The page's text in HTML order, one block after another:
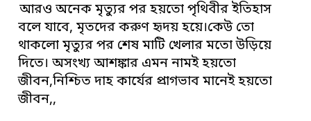
আরও অনেক মৃত্যুর পর হয়তো পৃথিবীর ইতিহাস
বলে যাবে, মৃতদের করুণ হৃদয় হয়ে।কেউ তো
থাকলো মৃত্যুর পর শেষ মাটি খেলার মতো উড়িয়ে
দিতে। অসংখ্য আশঙ্কার এমন নামই হয়তো
জীবন,নিশ্চিত দাহ কার্যের প্রাগভাব মানেই হয়তো
জীবন,,